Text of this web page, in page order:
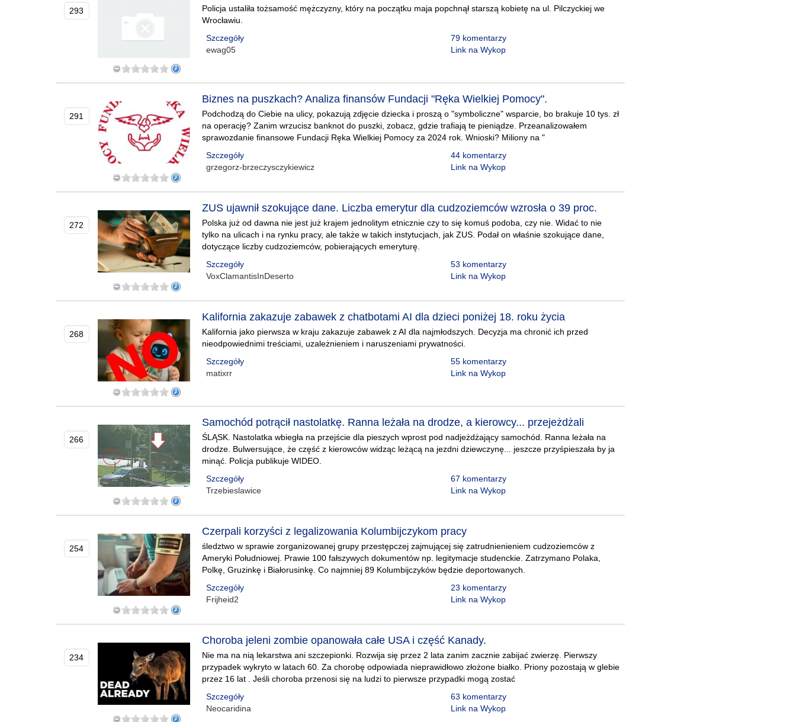
293
Policja ustaliła tożsamość mężczyzny, który na początku maja popchnął starszą kobietę na ul. Pilczyckiej we
Wrocławiu.
Szczegóły
ewag05
79 komentarzy
Link na Wykop
291
Biznes na puszkach? Analiza finansów Fundacji "Ręka Wielkiej Pomocy".
Podchodzą do Ciebie na ulicy, pokazują zdjęcie dziecka i proszą o "symboliczne" wsparcie, bo brakuje 10 tys. zł
na operację? Zanim wrzucisz banknot do puszki, zobacz, gdzie trafiają te pieniądze. Przeanalizowałem
sprawozdanie finansowe Fundacji Ręka Wielkiej Pomocy za 2024 rok. Wnioski? Miliony na "
Szczegóły
grzegorz-brzeczysczykiewicz
44 komentarzy
Link na Wykop
272
ZUS ujawnił szokujące dane. Liczba emerytur dla cudzoziemców wzrosła o 39 proc.
Polska już od dawna nie jest już krajem jednolitym etnicznie czy to się komuś podoba, czy nie. Widać to nie
tylko na ulicach i na rynku pracy, ale także w takich instytucjach, jak ZUS. Podał on właśnie szokujące dane,
dotyczące liczby cudzoziemców, pobierających emeryturę.
Szczegóły
VoxClamantisInDeserto
53 komentarzy
Link na Wykop
268
Kalifornia zakazuje zabawek z chatbotami AI dla dzieci poniżej 18. roku życia
Kalifornia jako pierwsza w kraju zakazuje zabawek z AI dla najmłodszych. Decyzja ma chronić ich przed
nieodpowiednimi treściami, uzależnieniem i naruszeniami prywatności.
Szczegóły
matixrr
55 komentarzy
Link na Wykop
266
Samochód potrącił nastolatkę. Ranna leżała na drodze, a kierowcy... przejeżdżali
ŚLĄSK. Nastolatka wbiegła na przejście dla pieszych wprost pod nadjeżdżający samochód. Ranna leżała na
drodze. Bulwersujące, że część z kierowców widząc leżącą na jezdni dziewczynę... jeszcze przyśpieszała by ja
minąć. Policja publikuje WIDEO.
Szczegóły
Trzebieslawice
67 komentarzy
Link na Wykop
254
Czerpali korzyści z legalizowania Kolumbijczykom pracy
śledztwo w sprawie zorganizowanej grupy przestępczej zajmującej się zatrudnienieniem cudzoziemców z
Ameryki Południowej. Prawie 100 fałszywych dokumentów np. legitymacje studenckie. Zatrzymano Polaka,
Polkę, Gruzinkę i Białorusinkę. Co najmniej 89 Kolumbijczyków będzie deportowanych.
Szczegóły
Frijheid2
23 komentarzy
Link na Wykop
234
Choroba jeleni zombie opanowała całe USA i część Kanady.
Nie ma na nią lekarstwa ani szczepionki. Rozwija się przez 2 lata zanim zacznie zabijać zwierzę. Pierwszy
przypadek wykryto w latach 60. Za chorobę odpowiada nieprawidłowo złożone białko. Priony pozostają w glebie
przez 16 lat . Jeśli choroba przenosi się na ludzi to pierwsze przypadki mogą zostać
Szczegóły
Neocaridina
63 komentarzy
Link na Wykop